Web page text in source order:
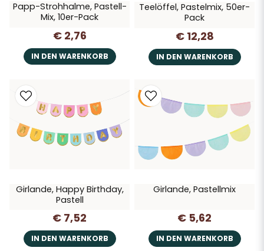
Papp-Strohhalme, Pastell-
Mix, 10er-Pack
€ 2,76
IN DEN WARENKORB
Teelöffel, Pastelmix, 50er-
Pack
€ 12,28
IN DEN WARENKORB
Girlande, Happy Birthday,
Pastell
€ 7,52
IN DEN WARENKORB
Girlande, Pastellmix
€ 5,62
IN DEN WARENKORB